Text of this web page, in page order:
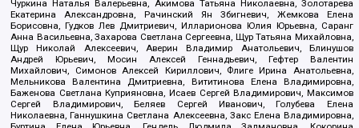
Чуркина Наталья Валерьевна, Акимова Татьяна Николаевна, Золотарева
Екатерина Александровна, Рачинский Ян Збигневич, Жемкова Елена
Борисовна, Гудков Лев Дмитриевич, Илларионова Юлия Юрьевна, Саранг
Анна Васильевна, Захарова Светлана Сергеевна, Щур Татьяна Михайловна,
Щур Николай Алексеевич, Аверин Владимир Анатольевич, Блинушов
Андрей Юрьевич, Мосин Алексей Геннадьевич, Гефтер Валентин
Михайлович, Симонов Алексей Кириллович, Флиге Ирина Анатольевна,
Мельникова Валентина Дмитриевна, Вититинова Елена Владимировна,
Баженова Светлана Куприяновна, Исаев Сергей Владимирович, Максимов
Сергей Владимирович, Беляев Сергей Иванович, Голубева Елена
Николаевна, Ганнушкина Светлана Алексеевна, Закс Елена Владимировна,